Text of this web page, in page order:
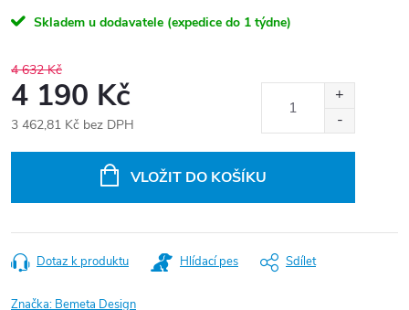
Skladem u dodavatele (expedice do 1 týdne)
4 632 Kč
4 190 Kč
3 462,81 Kč bez DPH
VLOŽIT DO KOŠÍKU
Dotaz k produktu Hlídací pes Sdílet
Značka: Bemeta Design